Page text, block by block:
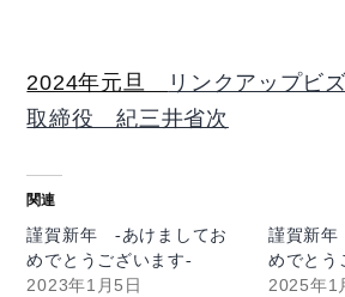
2024年元旦
リンクアップビ
取締役 紀三井省次
関連
謹賀新年 -あけましてお
めでとうございます-
2023年1月5日
謹賀新
めでとう
2025年1